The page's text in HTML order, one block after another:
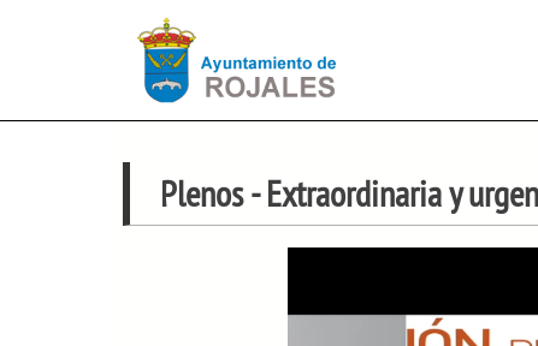
Plenos- Extraordinaria y